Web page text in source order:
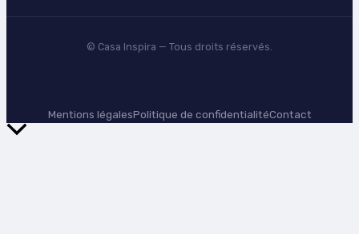
© Casa Inspira — Tous droits réservés.
Mentions légalesPolitique de confidentialitéContact